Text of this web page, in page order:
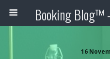
16